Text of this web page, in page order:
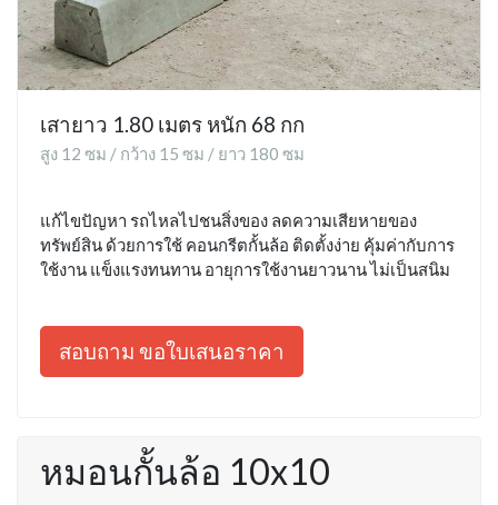
เสายาว 1.80 เมตร หนัก 68 กก
สูง 12 ซม / กว้าง 15 ซม / ยาว 180 ซม
แก้ไขปัญหา รถไหลไปชนสิ่งของ ลดความเสียหายของ
ทรัพย์สิน ด้วยการใช้ คอนกรีตกั้นล้อ ติดตั้งง่าย คุ้มค่ากับการ
ใช้งาน แข็งแรงทนทาน อายุการใช้งานยาวนาน ไม่เป็นสนิม
สอบถาม ขอใบเสนอราคา
หมอนกั้นล้อ 10x10